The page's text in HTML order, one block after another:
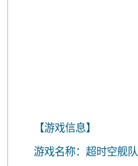
【游戏信息】
游戏名称：超时空舰队